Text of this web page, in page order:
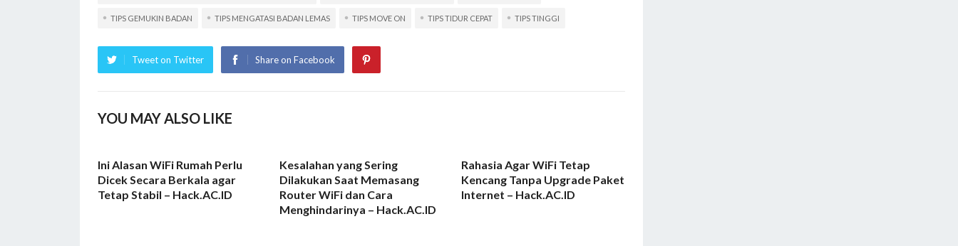
TIPS GEMUKIN BADAN TIPS MENGATASI BADAN LEMAS TIPS MOVE ON TIPS TIDUR CEPAT TIPS TINGGI
Tweet on Twitter Share on Facebook
YOU MAY ALSO LIKE
Ini Alasan WiFi Rumah Perlu
Dicek Secara Berkala agar
Tetap Stabil – Hack.AC.ID
Kesalahan yang Sering
Dilakukan Saat Memasang
Router WiFi dan Cara
Menghindarinya – Hack.AC.ID
Rahasia Agar WiFi Tetap
Kencang Tanpa Upgrade Paket
Internet – Hack.AC.ID